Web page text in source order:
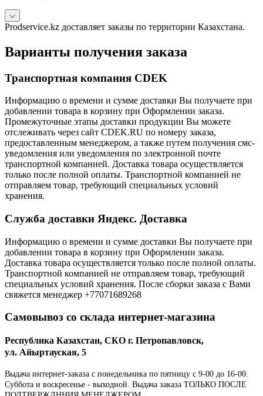
Prodservice.kz доставляет заказы по территории Казахстана.
Варианты получения заказа
Транспортная компания CDEK
Информацию о времени и сумме доставки Вы получаете при
добавлении товара в корзину при Оформлении заказа.
Промежуточные этапы доставки продукции Вы можете
отслеживать через сайт CDEK.RU по номеру заказа,
предоставленным менеджером, а также путем получения смс-
уведомления или уведомления по электронной почте
транспортной компанией. Доставка товара осуществляется
только после полной оплаты. Транспортной компанией не
отправляем товар, требующий специальных условий
хранения.
Служба доставки Яндекс. Доставка
Информацию о времени и сумме доставки Вы получаете при
добавлении товара в корзину при Оформлении заказа.
Доставка товара осуществляется только после полной оплаты.
Транспортной компанией не отправляем товар, требующий
специальных условий хранения. После сборки заказа с Вами
свяжется менеджер +77071689268
Самовывоз со склада интернет-магазина
Республика Казахстан, СКО г. Петропавловск,
ул. Айыртауская, 5
Выдача интернет-заказа с понедельника по пятницу с 9-00 до 16-00.
Суббота и воскресенье - выходной. Выдача заказа ТОЛЬКО ПОСЛЕ